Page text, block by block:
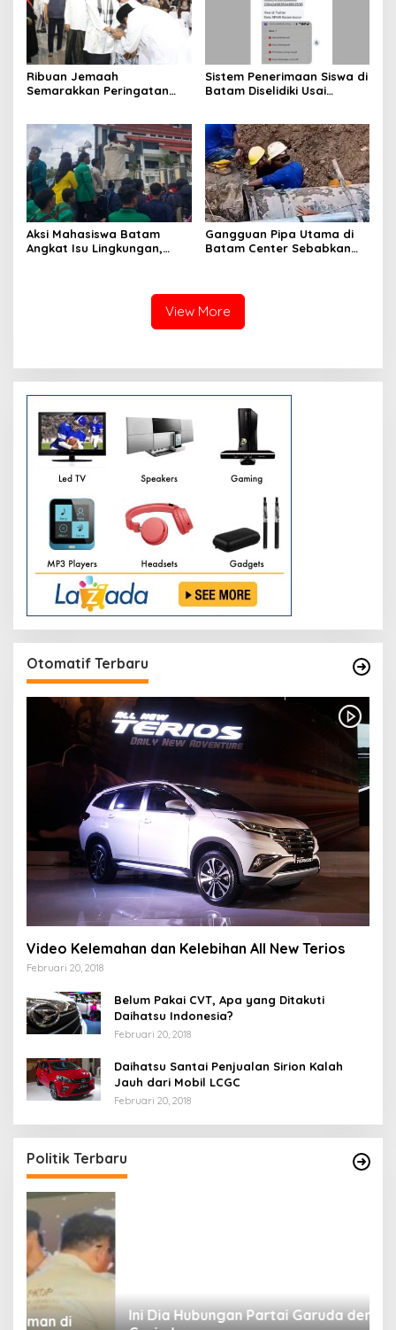
Ribuan Jemaah
Semarakkan Peringatan
Sistem Penerimaan Siswa di
Batam Diselidiki Usai
Aksi Mahasiswa Batam
Angkat Isu Lingkungan,
Gangguan Pipa Utama di
Batam Center Sebabkan
View More
Otomatif Terbaru
Video Kelemahan dan Kelebihan All New Terios
Februari 20, 2018
Belum Pakai CVT, Apa yang Ditakuti
Daihatsu Indonesia?
Februari 20, 2018
Daihatsu Santai Penjualan Sirion Kalah
Jauh dari Mobil LCGC
Februari 20, 2018
Politik Terbaru
Ini Dia Hubungan Partai Garuda dengan